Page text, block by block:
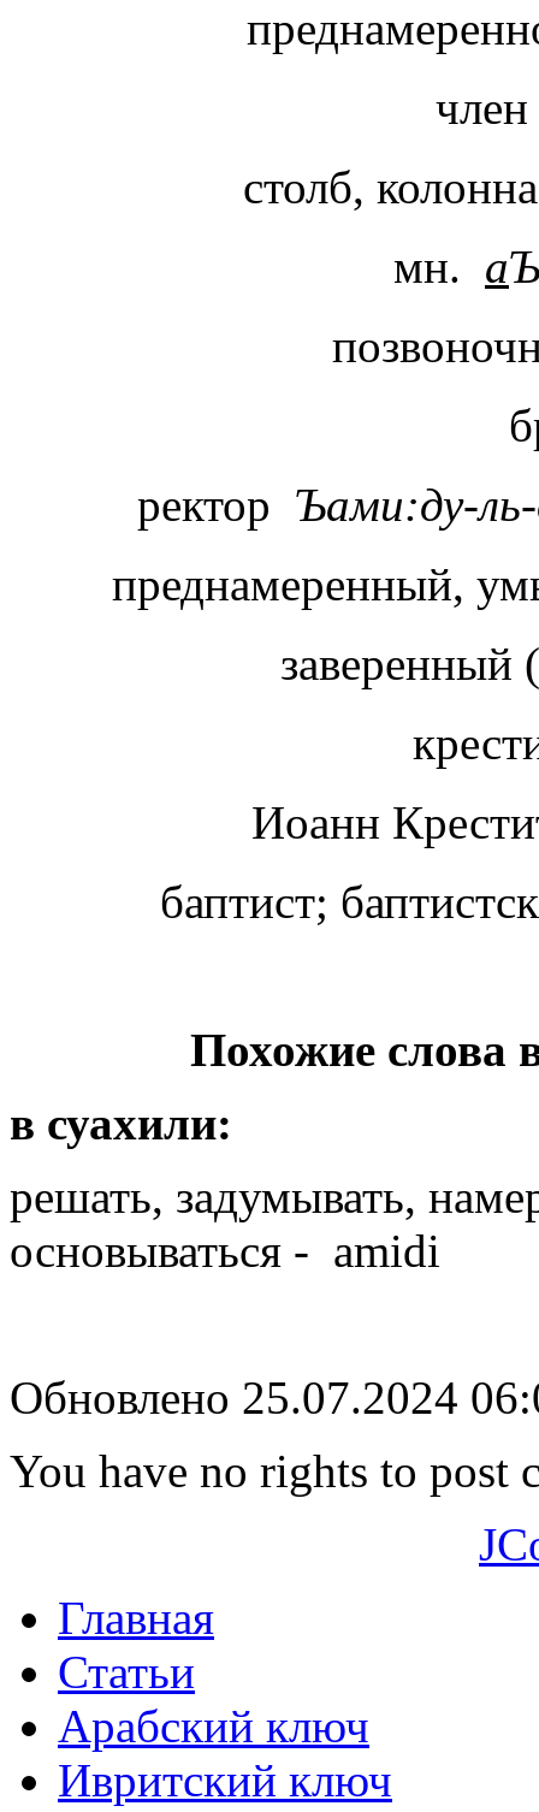
член
столб,
мн. а
ректор Ъами:ду-
преднамеренный,
заверенный
Иоанн
баптист;
Похожие слова
в суахили:
решать, задумывать,
основываться - amidi
Обновлено 25.07.2024
You have no rights to post
Главная
Статьи
Арабский ключ
Ивритский ключ